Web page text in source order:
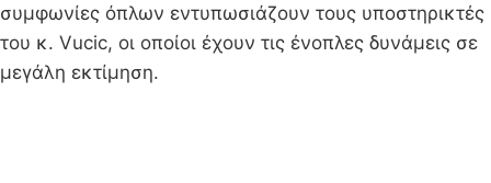
συμφωνίες όπλων εντυπωσιάζουν τους υποστηρικτές
του κ. Vucic, οι οποίοι έχουν τις ένοπλες δυνάμεις σε
μεγάλη εκτίμηση.